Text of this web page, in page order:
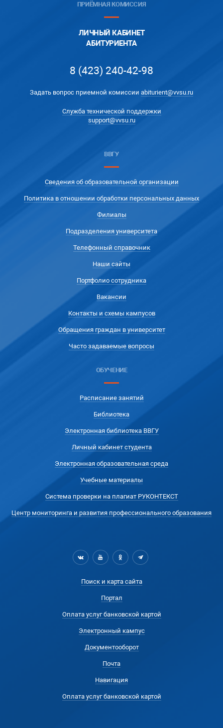
ПРИЁМНАЯ КОМИССИЯ
ЛИЧНЫЙ КАБИНЕТ
АБИТУРИЕНТА
8 (423) 240-42-98
Задать вопрос приемной комиссии abiturient@vvsu.ru
Служба технической поддержки
support@vvsu.ru
ВВГУ
Сведения об образовательной организации
Политика в отношении обработки персональных данных
Филиалы
Подразделения университета
Телефонный справочник
Наши сайты
Портфолио сотрудника
Вакансии
Контакты и схемы кампусов
Обращения граждан в университет
Часто задаваемые вопросы
ОБУЧЕНИЕ
Расписание занятий
Библиотека
Электронная библиотека ВВГУ
Личный кабинет студента
Электронная образовательная среда
Учебные материалы
Система проверки на плагиат РУКОНТЕКСТ
Центр мониторинга и развития профессионального образования
Поиск и карта сайта
Портал
Оплата услуг банковской картой
Электронный кампус
Документооборот
Почта
Навигация
Оплата услуг банковской картой